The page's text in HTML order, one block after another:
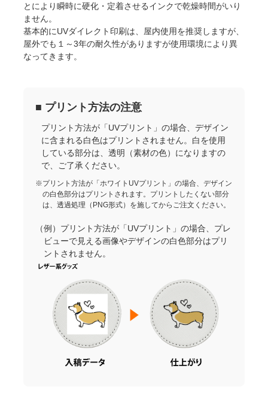
とにより瞬時に硬化・定着させるインクで乾燥時間がいり
ません。
基本的にUVダイレクト印刷は、屋内使用を推奨しますが、
屋外でも１～3年の耐久性がありますが使用環境により異
なってきます。
■ プリント方法の注意
プリント方法が「UVプリント」の場合、デザイン
に含まれる白色はプリントされません。白を使用
している部分は、透明（素材の色）になりますの
で、ご了承ください。
※プリント方法が「ホワイトUVプリント」の場合、デザイン
の白色部分はプリントされます。プリントしたくない部分
は、透過処理（PNG形式）を施してからご注文ください。
（例）プリント方法が「UVプリント」の場合、プレ
ビューで見える画像やデザインの白色部分はプリ
ントされません。